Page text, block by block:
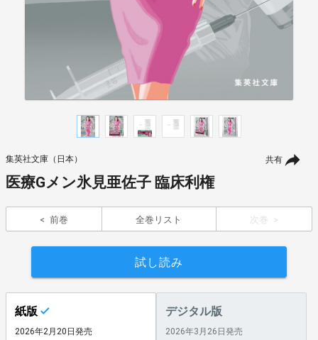
共有
集英社文庫（日本）
医療Gメン氷見亜佐子 臨床利権
前巻 全巻リスト 次巻
試し読み
紙版
2026年2月20日発売
デジタル版
2026年3月26日発売